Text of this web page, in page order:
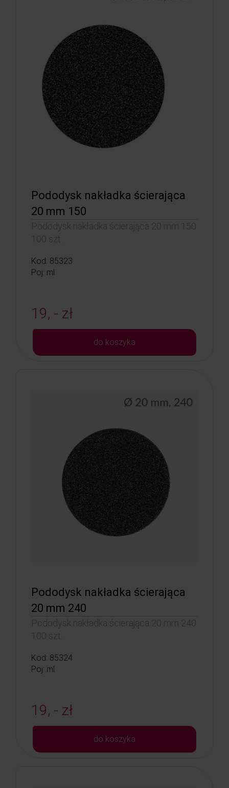
Pododysk nakładka ścierająca
20 mm 150
Pododysk nakładka ścierająca 20 mm 150
100 szt.
Kod: 85323
Poj: ml
19, - zł
do koszyka
Pododysk nakładka ścierająca
20 mm 240
Pododysk nakładka ścierająca 20 mm 240
100 szt.
Kod: 85324
Poj: ml
19, - zł
do koszyka